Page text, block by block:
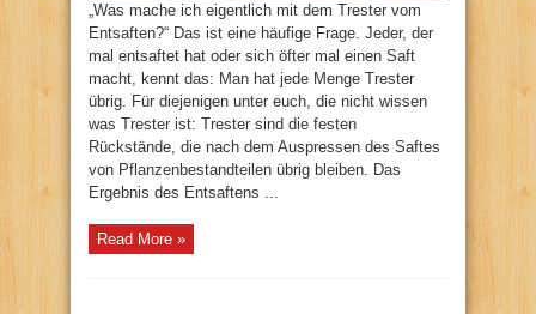
„Was mache ich eigentlich mit dem Trester vom
Entsaften?“ Das ist eine häufige Frage. Jeder, der
mal entsaftet hat oder sich öfter mal einen Saft
macht, kennt das: Man hat jede Menge Trester
übrig. Für diejenigen unter euch, die nicht wissen
was Trester ist: Trester sind die festen
Rückstände, die nach dem Auspressen des Saftes
von Pflanzenbestandteilen übrig bleiben. Das
Ergebnis des Entsaftens ...
Read More »